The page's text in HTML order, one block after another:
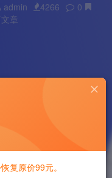
admin 4266
0
章
复原价99元。